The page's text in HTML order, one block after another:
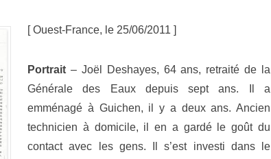
[ Ouest-France, le 25/06/2011 ]
Portrait – Joël Deshayes, 64 ans, retraité de la
Générale des Eaux depuis sept ans. Il a
emménagé à Guichen, il y a deux ans. Ancien
technicien à domicile, il en a gardé le goût du
contact avec les gens. Il s’est investi dans le